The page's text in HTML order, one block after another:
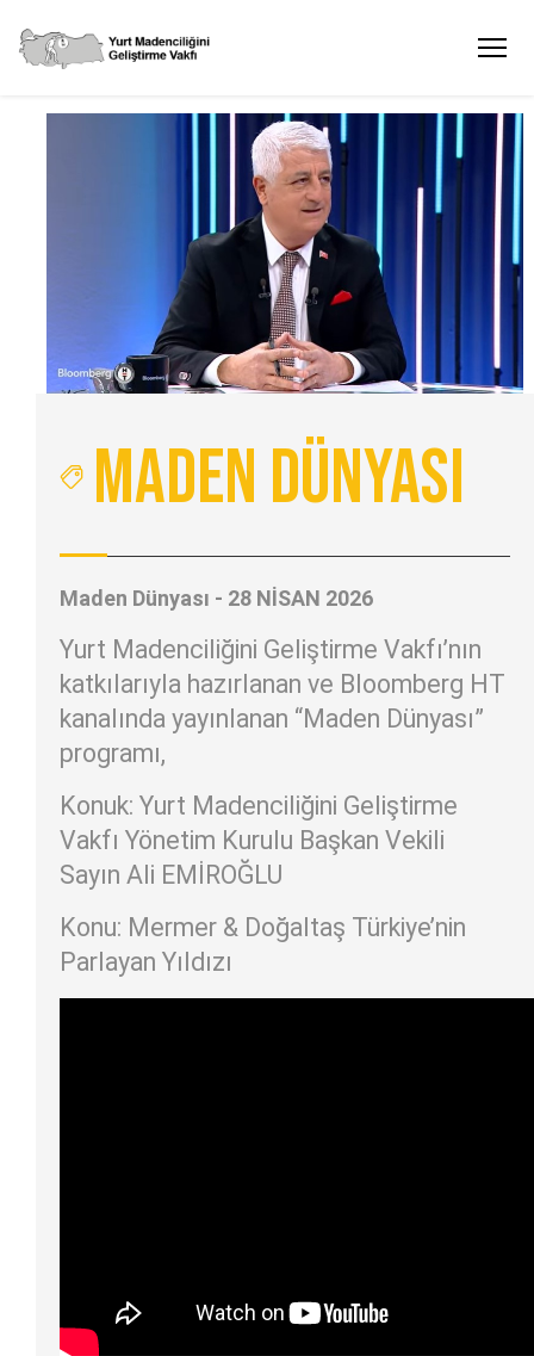
Maden Dünyası
Maden Dünyası - 28 NİSAN 2026
Yurt Madenciliğini Geliştirme Vakfı’nın
katkılarıyla hazırlanan ve Bloomberg HT
kanalında yayınlanan “Maden Dünyası”
programı,
Konuk: Yurt Madenciliğini Geliştirme
Vakfı Yönetim Kurulu Başkan Vekili
Sayın Ali EMİROĞLU
Konu: Mermer & Doğaltaş Türkiye’nin
Parlayan Yıldızı